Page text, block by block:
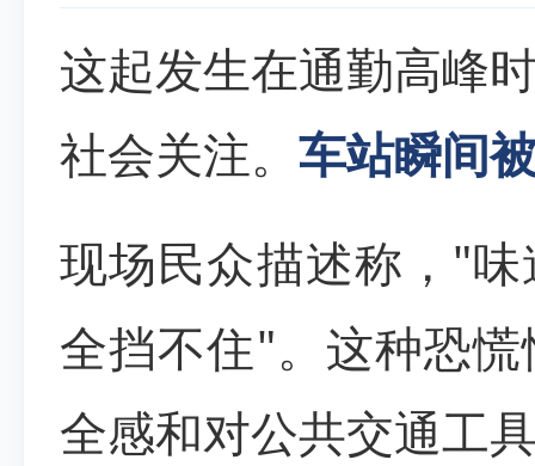
这起发生在通勤高峰
社会关注。 车站瞬间
现场民众描述称，"
全挡不住"。这种恐
全感和对公共交通工